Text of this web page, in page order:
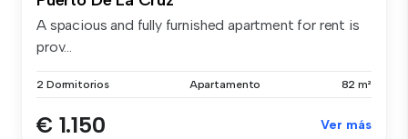
A spacious and fully furnished apartment for rent is
prov...
2 Dormitorios Apartamento 82 m²
€ 1.150 Ver más